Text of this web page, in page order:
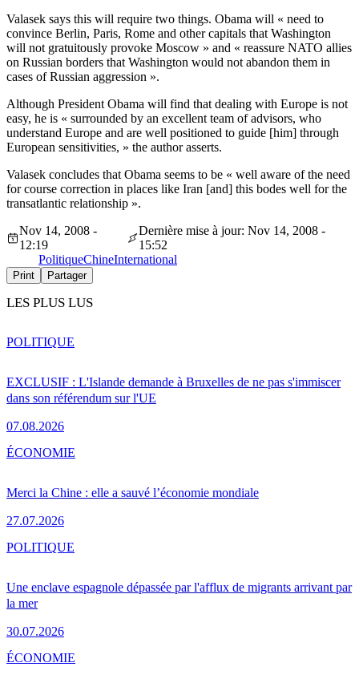
Valasek says this will require two things. Obama will « need to
convince Berlin, Paris, Rome and other capitals that Washington
will not gratuitously provoke Moscow » and « reassure NATO allies
on Russian borders that Washington would not abandon them in
cases of Russian aggression ».
Although President Obama will find that dealing with Europe is not
easy, he is « surrounded by an excellent team of advisors, who
understand Europe and are well positioned to guide [him] through
European sensitivities, » the author asserts.
Valasek concludes that Obama seems to be « well aware of the need
for course correction in places like Iran [and] this bodes well for the
transatlantic relationship ».
Nov 14, 2008 -
12:19
Dernière mise à jour: Nov 14, 2008 -
15:52
PolitiqueChineInternational
Print Partager
LES PLUS LUS
EXCLUSIF : L'Islande demande à Bruxelles de ne pas s'immiscer
dans son référendum sur l'UE
07.08.2026
POLITIQUE
Merci la Chine : elle a sauvé l’économie mondiale
27.07.2026
ÉCONOMIE
Une enclave espagnole dépassée par l'afflux de migrants arrivant par
la mer
30.07.2026
POLITIQUE
ÉCONOMIE